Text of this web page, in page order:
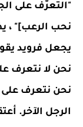
"التعرّف على
نحب الرعب]" ،
يجعل فرويد
نحن لا نتعرف
نحن نتعرف
الرجل الآخر.